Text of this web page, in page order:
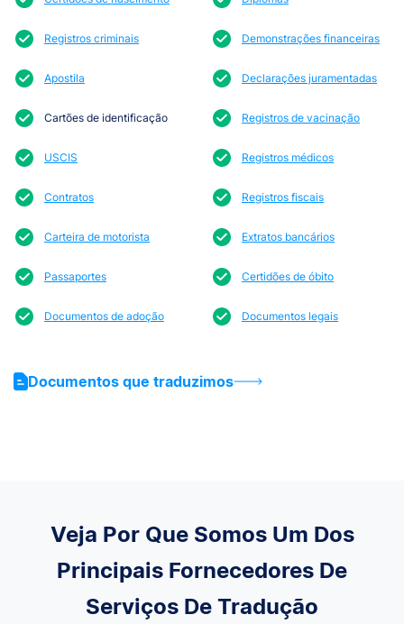
Registros criminais Demonstrações financeiras
Apostila Declarações juramentadas
Cartões de identificação Registros de vacinação
USCIS Registros médicos
Contratos Registros fiscais
Carteira de motorista Extratos bancários
Passaportes Certidões de óbito
Documentos de adoção Documentos legais
Documentos que traduzimos
Veja Por Que Somos Um Dos
Principais Fornecedores De
Serviços De Tradução